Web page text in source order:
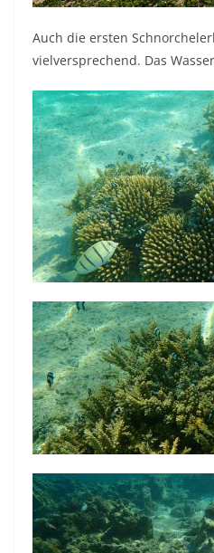
Auch die ersten
vielversprechend. Das